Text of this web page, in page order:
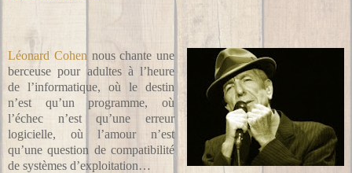
Léonard Cohen nous chante une
berceuse pour adultes à l’heure
de l’informatique, où le destin
n’est qu’un programme, où
l’échec n’est qu’une erreur
logicielle, où l’amour n’est
qu’une question de compatibilité
de systèmes d’exploitation…